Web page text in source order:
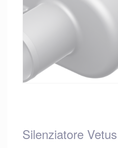
di
immagini
Silenziatore Vetus